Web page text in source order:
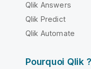
Qlik Answers
Qlik Predict
Qlik Automate
Pourquoi Qlik ?